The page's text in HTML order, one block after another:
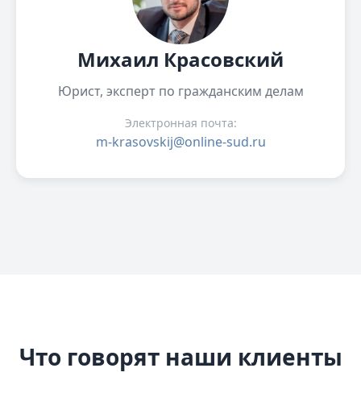
Михаил Красовский
Юрист, эксперт по гражданским делам
Электронная почта:
m-krasovskij@online-sud.ru
Что говорят наши клиенты